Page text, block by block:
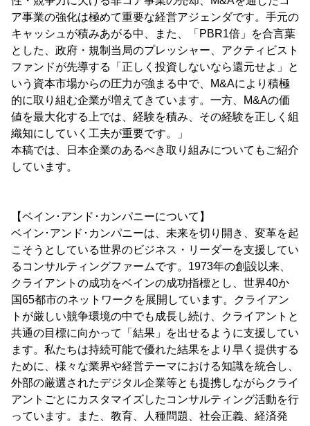
ア事業の強化は極めて重要な経営アジェンダです。手元の
キャッシュが積みあがる中、また、「PBR1倍」を合言葉
とした、政府・規制当局のプレッシャー、アクティビスト
ファンドが先導する「正しく投資しないなら還元せよ」と
いう資本市場からの圧力が強まる中で、M&Aにより積極
的に取り組む企業が増えてきています。一方、M&Aの価
値を最大化する上では、経験を積み、その経験を正しく組
織知にしていく工夫が重要です。」
本稿では、日本企業のあるべき取り組みについてもご紹介
しています。
【ベイン･アンド･カンパニーについて】
ベイン･アンド･カンパニーは、未来を切り開き、変革を起
こそうとしている世界のビジネス・リーダーを支援してい
るコンサルティングファームです。1973年の創設以来、
クライアントの成功をベインの成功指標とし、世界40か
国65都市のネットワークを展開しています。クライアン
トが厳しい競争環境の中でも成長し続け、クライアントと
共通の目標に向かって「結果」を出せるように支援してい
ます。私たちは持続可能で優れた結果をより早く提供する
ために、様々な業界や経営テーマにおける知識を統合し、
外部の厳選されたデジタル企業等とも提携しながらクライ
アントごとにカスタマイズしたコンサルティング活動を行
っています。また、教育、人種問題、社会正義、経済発